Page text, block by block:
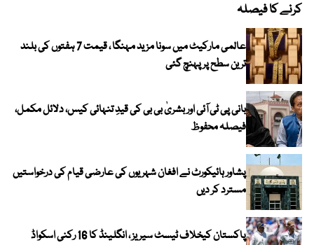
کرنے کا فیصلہ
عالمی مارکیٹ میں سونا مزید مہنگا ، قیمت 7 ہفتوں کی بلند
ترین سطح پر پہنچ گئی
بانی پی ٹی آئی اور بشریٰ بی بی کی قیدِ تنہائی کیس، دلائل مکمل،
فیصلہ محفوظ
پشاور ہائیکورٹ نے افغان شہریوں کی عارضی قیام کی درخواستیں
مسترد کر دیں
پاکستان کیخلاف ٹیسٹ سیریز ، انگلینڈ کا 16 رکنی اسکواڈ